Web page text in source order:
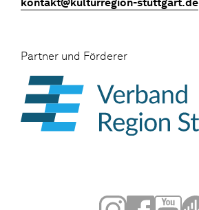
Partner und Förderer